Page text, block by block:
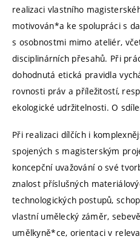
realizaci vlastního
motivován*a ke spolupráci s
s osobnostmi mimo ateliér,
disciplinárních přesahů. Při
dohodnutá etická pravidla
rovnosti práv a příležitostí,
ekologické udržitelnosti. O
Při realizaci dílčích i
spojených s magisterským
koncepční uvažování o své
znalost příslušných
technologických postupů,
vlastní umělecký záměr,
umělkyně*ce, orientaci v